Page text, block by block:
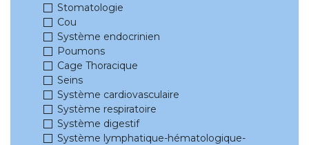
Stomatologie
Cou
Système endocrinien
Poumons
Cage Thoracique
Seins
Système cardiovasculaire
Système respiratoire
Système digestif
Système lymphatique-hématologique-